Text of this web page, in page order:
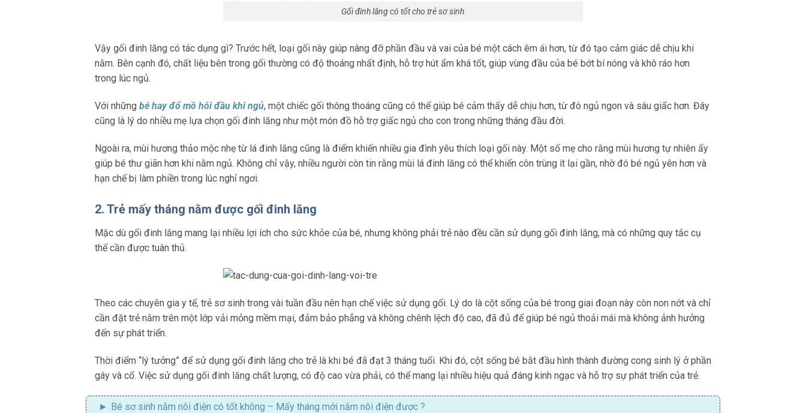
Gối đinh lăng có tốt cho trẻ sơ sinh
Vậy gối đinh lăng có tác dụng gì? Trước hết, loại gối này giúp nâng đỡ phần đầu và vai của bé một cách êm ái hơn, từ đó tạo cảm giác dễ chịu khi
nằm. Bên cạnh đó, chất liệu bên trong gối thường có độ thoáng nhất định, hỗ trợ hút ẩm khá tốt, giúp vùng đầu của bé bớt bí nóng và khô ráo hơn
trong lúc ngủ.
Với những bé hay đổ mồ hôi đầu khi ngủ, một chiếc gối thông thoáng cũng có thể giúp bé cảm thấy dễ chịu hơn, từ đó ngủ ngon và sâu giấc hơn. Đây
cũng là lý do nhiều mẹ lựa chọn gối đinh lăng như một món đồ hỗ trợ giấc ngủ cho con trong những tháng đầu đời.
Ngoài ra, mùi hương thảo mộc nhẹ từ lá đinh lăng cũng là điểm khiến nhiều gia đình yêu thích loại gối này. Một số mẹ cho rằng mùi hương tự nhiên ấy
giúp bé thư giãn hơn khi nằm ngủ. Không chỉ vậy, nhiều người còn tin rằng mùi lá đinh lăng có thể khiến côn trùng ít lại gần, nhờ đó bé ngủ yên hơn và
hạn chế bị làm phiền trong lúc nghỉ ngơi.
2. Trẻ mấy tháng nằm được gối đinh lăng
Mặc dù gối đinh lăng mang lại nhiều lợi ích cho sức khỏe của bé, nhưng không phải trẻ nào đều cần sử dụng gối đinh lăng, mà có những quy tắc cụ
thể cần được tuân thủ.
Theo các chuyên gia y tế, trẻ sơ sinh trong vài tuần đầu nên hạn chế việc sử dụng gối. Lý do là cột sống của bé trong giai đoạn này còn non nớt và chỉ
cần đặt trẻ nằm trên một lớp vải mỏng mềm mại, đảm bảo phẳng và không chênh lệch độ cao, đã đủ để giúp bé ngủ thoải mái mà không ảnh hưởng
đến sự phát triển.
Thời điểm “lý tưởng” để sử dụng gối đinh lăng cho trẻ là khi bé đã đạt 3 tháng tuổi. Khi đó, cột sống bé bắt đầu hình thành đường cong sinh lý ở phần
gáy và cổ. Việc sử dụng gối đinh lăng chất lượng, có độ cao vừa phải, có thể mang lại nhiều hiệu quả đáng kinh ngạc và hỗ trợ sự phát triển của trẻ.
Bé sơ sinh nằm nôi điện có tốt không – Mấy tháng mới nằm nôi điện được ?